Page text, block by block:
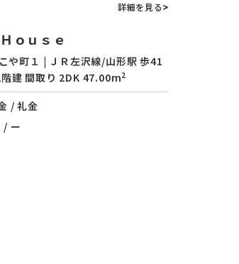
詳細を見る
ｏｕｓｅ
や町１ | ＪＲ左沢線/山形駅 歩41
建 間取り 2DK 47.00m2
/ 礼金
/ ー